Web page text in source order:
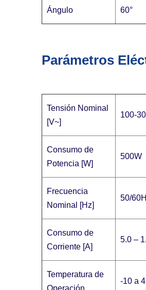
Ángulo 60°
Parámetros
Tensión Nominal
[V~]
100-
Consumo de
Potencia [W]
500W
Frecuencia
Nominal [Hz]
50/
Consumo de
Corriente [A]
5.0 –
Temperatura de
Operación
-10 a